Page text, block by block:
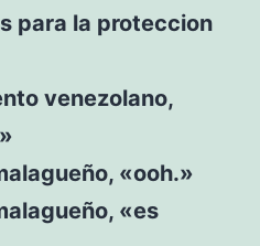
para la proteccion
venezolano,
«ooh.»
«es